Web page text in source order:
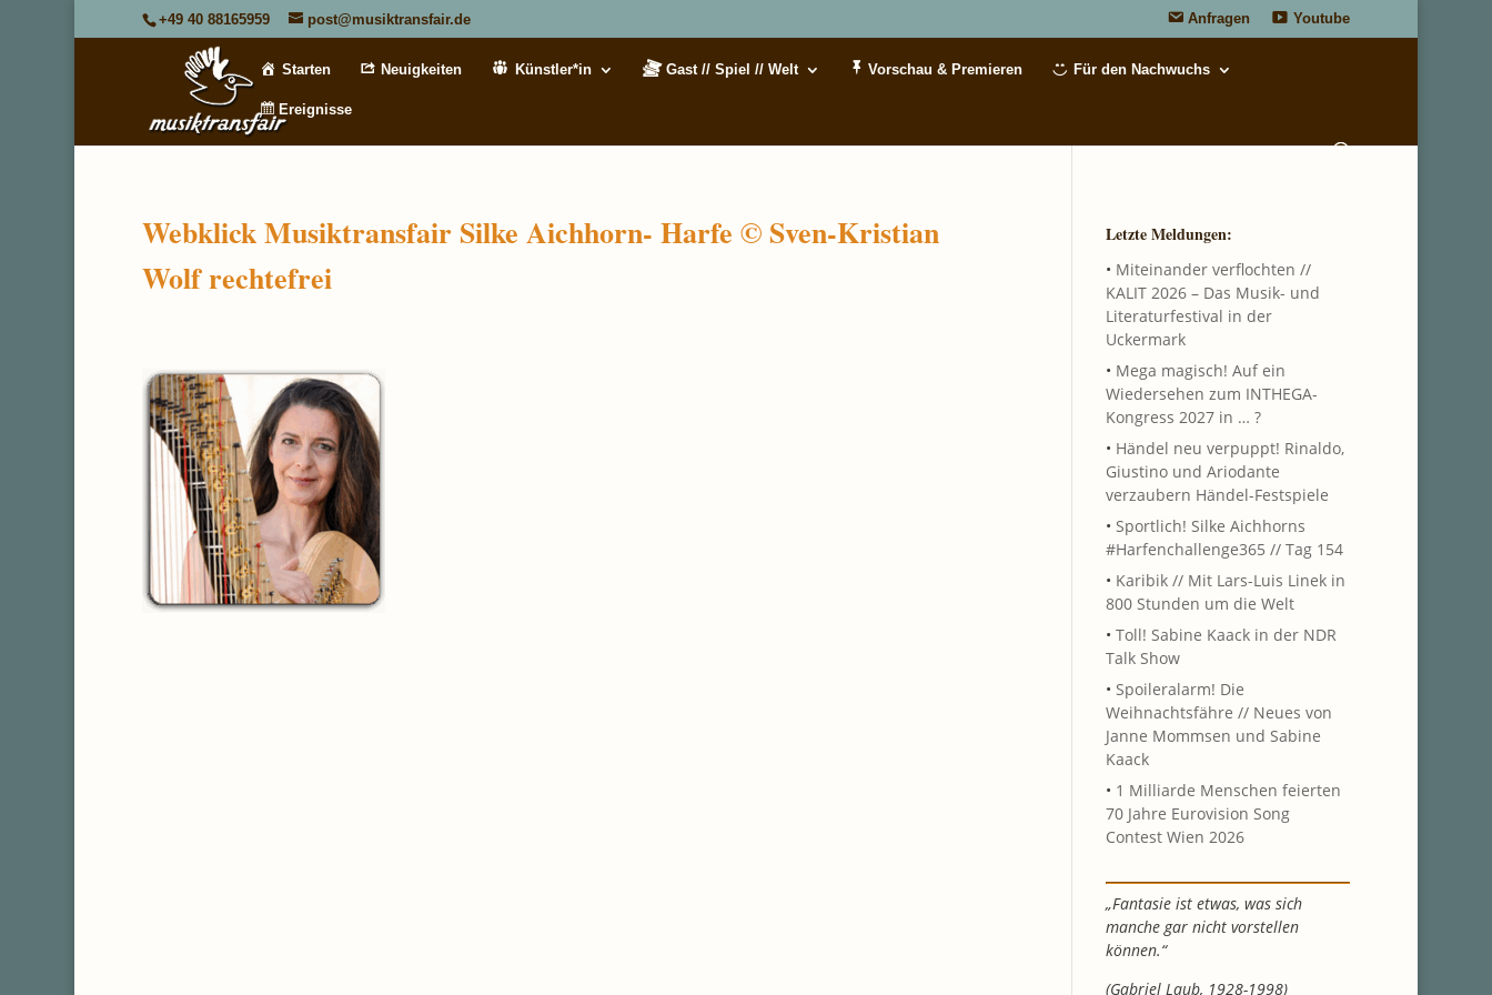
+49 40 88165959 post@musiktransfair.de Anfragen Youtube
Starten Neuigkeiten Künstler*in Gast // Spiel // Welt Vorschau & Premieren Für den Nachwuchs
Ereignisse
Webklick Musiktransfair Silke Aichhorn- Harfe © Sven-Kristian
Wolf rechtefrei
Letzte Meldungen:
• Miteinander verflochten //
KALIT 2026 – Das Musik- und
Literaturfestival in der
Uckermark
• Mega magisch! Auf ein
Wiedersehen zum INTHEGA-
Kongress 2027 in … ?
• Händel neu verpuppt! Rinaldo,
Giustino und Ariodante
verzaubern Händel-Festspiele
• Sportlich! Silke Aichhorns
#Harfenchallenge365 // Tag 154
• Karibik // Mit Lars-Luis Linek in
800 Stunden um die Welt
• Toll! Sabine Kaack in der NDR
Talk Show
• Spoileralarm! Die
Weihnachtsfähre // Neues von
Janne Mommsen und Sabine
Kaack
• 1 Milliarde Menschen feierten
70 Jahre Eurovision Song
Contest Wien 2026
„Fantasie ist etwas, was sich
manche gar nicht vorstellen
können.“
(Gabriel Laub, 1928-1998)